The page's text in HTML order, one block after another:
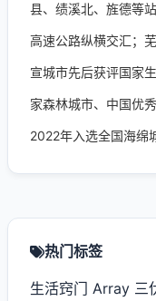
县、绩溪北、旌德等
高速公路纵横交汇；
宣城市先后获评国家
家森林城市、中国优
2022年入选全国海绵
热门标签
生活窍门 Array 三